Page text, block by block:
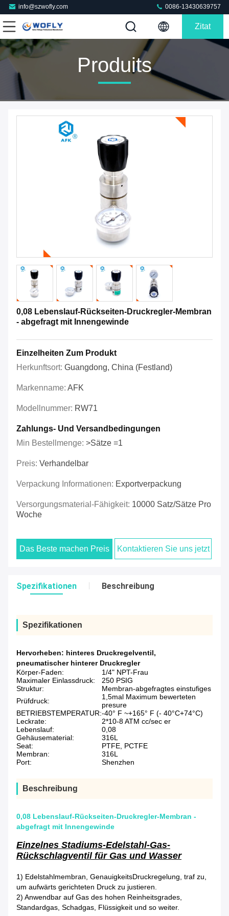
info@szwofly.com 0086-13430639757
Zitat
Produits
0,08 Lebenslauf-Rückseiten-Druckregler-Membran
- abgefragt mit Innengewinde
Einzelheiten Zum Produkt
Herkunftsort: Guangdong, China (Festland)
Markenname: AFK
Modellnummer: RW71
Zahlungs- Und Versandbedingungen
Min Bestellmenge: >Sätze =1
Preis: Verhandelbar
Verpackung Informationen: Exportverpackung
Versorgungsmaterial-Fähigkeit: 10000 Satz/Sätze Pro
Woche
Das Beste machen Preis Kontaktieren Sie uns jetzt
Spezifikationen Beschreibung
Spezifikationen
Hervorheben: hinteres Druckregelventil,
pneumatischer hinterer Druckregler
Körper-Faden:
1/4" NPT-Frau
Maximaler Einlassdruck:
250 PSIG
Struktur:
Membran-abgefragtes einstufiges
Prüfdruck:
1,5mal Maximum bewerteten
presure
BETRIEBSTEMPERATUR:-40° F ~+165° F (- 40°C+74°C)
Leckrate:
2*10-8 ATM cc/sec er
Lebenslauf:
0,08
Gehäusematerial:
316L
Seat:
PTFE, PCTFE
Membran:
316L
Port:
Shenzhen
Beschreibung
0,08 Lebenslauf-Rückseiten-Druckregler-Membran -
abgefragt mit Innengewinde
Einzelnes Stadiums-Edelstahl-Gas-
Rückschlagventil für Gas und Wasser
1) Edelstahlmembran, GenauigkeitsDruckregelung, traf zu,
um aufwärts gerichteten Druck zu justieren.
2) Anwendbar auf Gas des hohen Reinheitsgrades,
Standardgas, Schadgas, Flüssigkeit und so weiter.